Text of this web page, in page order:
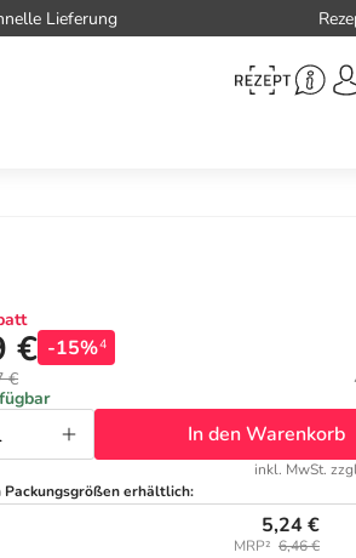
Lieferung
€ -15%4
€
In den Warenkorb
inkl. MwSt.
Packungsgrößen erhältlich:
5,24 €
MRP² 6,46 €